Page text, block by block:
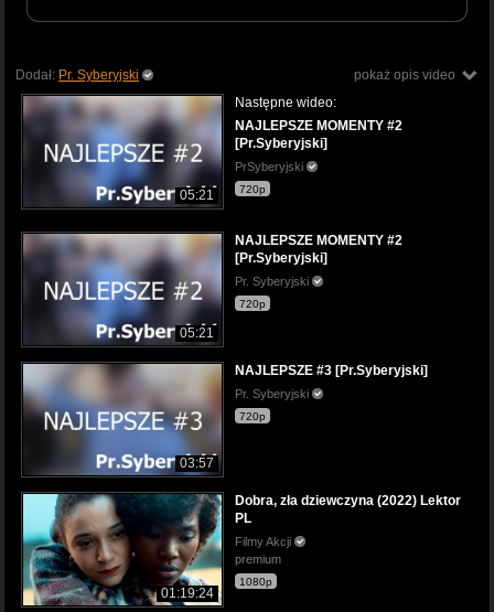
pokaż opis video
Dodał: Pr. Syberyjski
05:21
Następne wideo:
NAJLEPSZE MOMENTY #2
[Pr.Syberyjski]
PrSyberyjski
720p
05:21
NAJLEPSZE MOMENTY #2
[Pr.Syberyjski]
Pr. Syberyjski
720p
03:57
NAJLEPSZE #3 [Pr.Syberyjski]
Pr. Syberyjski
720p
01:19:24
Dobra, zła dziewczyna (2022) Lektor
PL
Filmy Akcji
premium
1080p